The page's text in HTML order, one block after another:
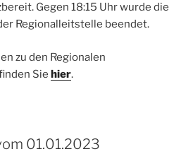
Gegen 18:15 Uhr wurde die
Regionalleitstelle beendet.
zu den Regionalen
Sie hier.
01.01.2023